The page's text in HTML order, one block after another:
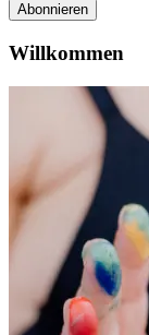
Abonnieren
Willkommen